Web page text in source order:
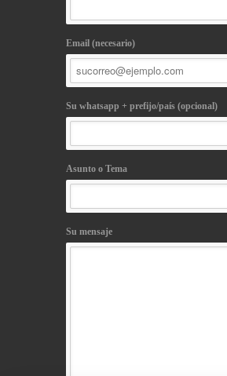
Email (necesario)
Su whatsapp + prefijo/país (opcional)
Asunto o Tema
Su mensaje